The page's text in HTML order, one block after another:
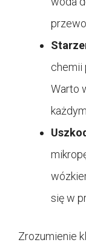
chemii
Warto
się w
Zrozumienie